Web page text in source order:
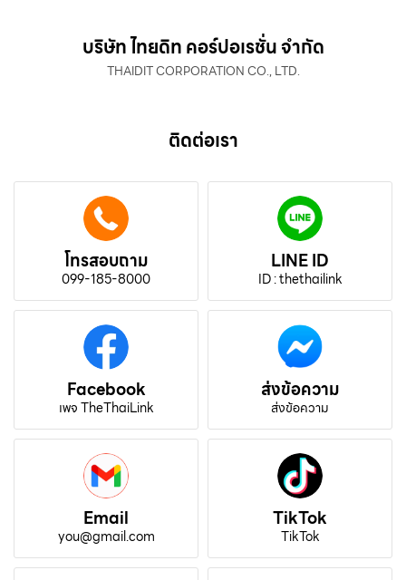
บริษัท ไทยดิท คอร์ปอเรชั่น จำกัด
THAIDIT CORPORATION CO., LTD.
ติดต่อเรา
โทรสอบถาม
099-185-8000
LINE ID
ID : thethailink
Facebook
เพจ TheThaiLink
ส่งข้อความ
ส่งข้อความ
Email
you@gmail.com
TikTok
TikTok